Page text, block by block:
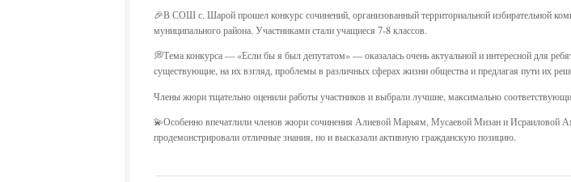
🎉В СОШ с. Шарой прошел конкурс сочинений, организованный территориальной избирательной
муниципального района. Участниками стали учащиеся 7-8 классов.
💭Тема конкурса — «Если бы я был депутатом» — оказалась очень актуальной и интересной для
существующие, на их взгляд, проблемы в различных сферах жизни общества и предлагая пути их
Члены жюри тщательно оценили работы участников и выбрали лучшие, максимально
💫Особенно впечатлили членов жюри сочинения Алиевой Марьям, Мусаевой Мизан и Исраиловой
продемонстрировали отличные знания, но и высказали активную гражданскую позицию.